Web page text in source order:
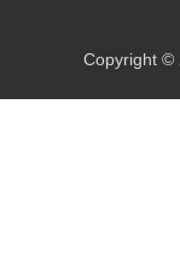
Copyright ©